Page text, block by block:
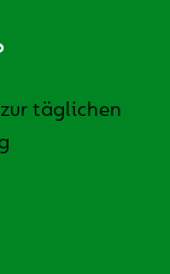
täglichen